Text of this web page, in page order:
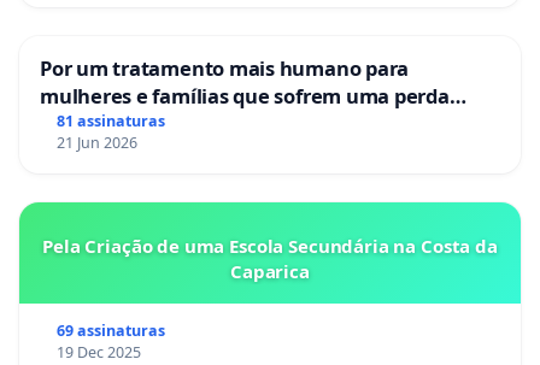
Por um tratamento mais humano para
mulheres e famílias que sofrem uma perda
gestacional nos hospitais portugueses
81 assinaturas
21 Jun 2026
Pela Criação de uma Escola Secundária na Costa da
Caparica
69 assinaturas
19 Dec 2025